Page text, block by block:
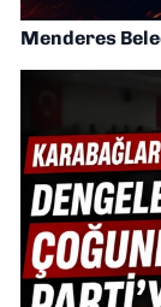
Menderes